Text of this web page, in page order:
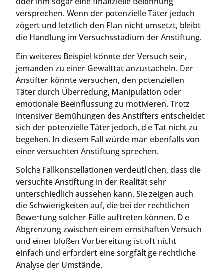
versprechen. Wenn der potenzielle Täter jedoch
zögert und letztlich den Plan nicht umsetzt, bleibt
die Handlung im Versuchsstadium der Anstiftung.
Ein weiteres Beispiel könnte der Versuch sein,
jemanden zu einer Gewalttat anzustacheln. Der
Anstifter könnte versuchen, den potenziellen
Täter durch Überredung, Manipulation oder
emotionale Beeinflussung zu motivieren. Trotz
intensiver Bemühungen des Anstifters entscheidet
sich der potenzielle Täter jedoch, die Tat nicht zu
begehen. In diesem Fall würde man ebenfalls von
einer versuchten Anstiftung sprechen.
Solche Fallkonstellationen verdeutlichen, dass die
versuchte Anstiftung in der Realität sehr
unterschiedlich aussehen kann. Sie zeigen auch
die Schwierigkeiten auf, die bei der rechtlichen
Bewertung solcher Fälle auftreten können. Die
Abgrenzung zwischen einem ernsthaften Versuch
und einer bloßen Vorbereitung ist oft nicht
einfach und erfordert eine sorgfältige rechtliche
Analyse der Umstände.